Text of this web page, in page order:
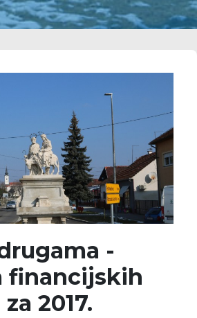
-
financijskih
2017.